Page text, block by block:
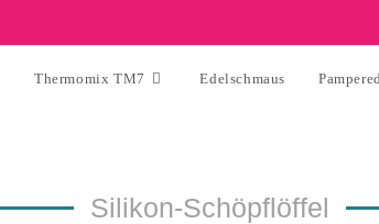
Thermomix TM7 Edelschmaus
Silikon-Schöpflöffel